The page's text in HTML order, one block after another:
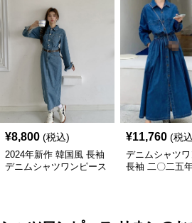
¥8,800 (税込)
2024年新作 韓国風 長袖
デニムシャツワンピース
¥11,760 (税
デニムシャツ
長袖 二〇二五